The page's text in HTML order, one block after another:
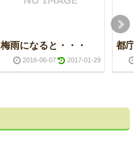
梅雨になると・・・
2016-06-07 2017-01-29
都